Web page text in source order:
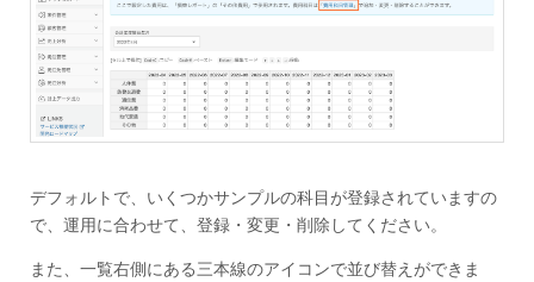
デフォルトで、いくつかサンプルの科目が登録されていますの
で、運用に合わせて、登録・変更・削除してください。
また、一覧右側にある三本線のアイコンで並び替えができま